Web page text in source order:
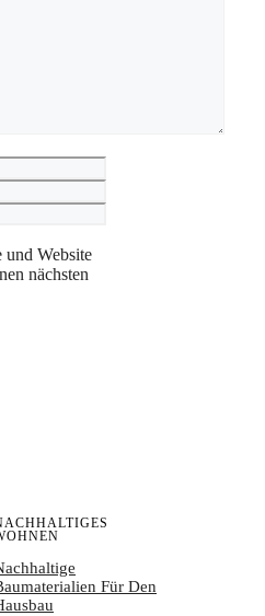
Website
nächsten
Für Den